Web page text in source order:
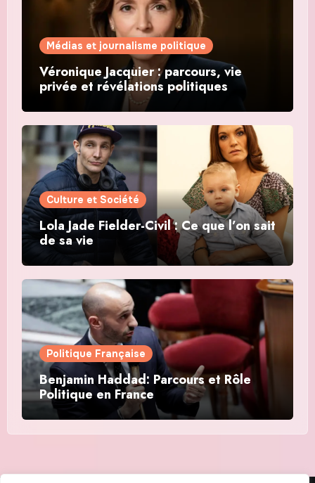
Médias et journalisme politique
Véronique Jacquier : parcours, vie
privée et révélations politiques
Culture et Société
Lola Jade Fielder-Civil : Ce que l’on sait
de sa vie
Politique Française
Benjamin Haddad: Parcours et Rôle
Politique en France